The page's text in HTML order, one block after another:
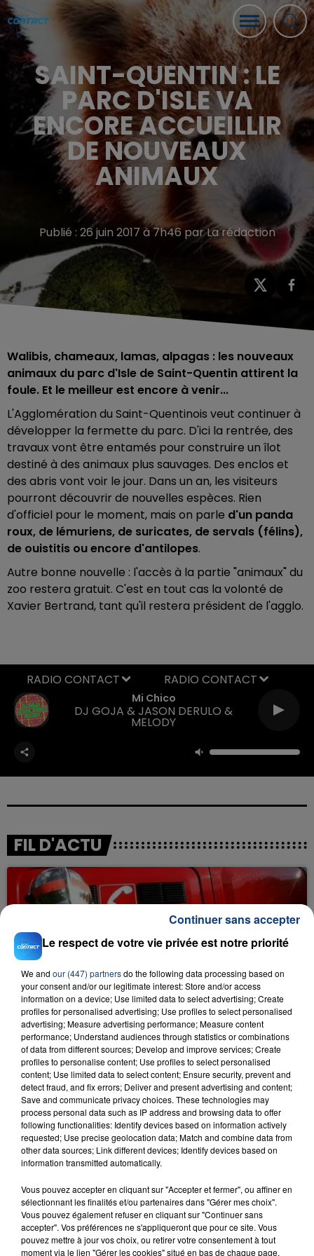
SAINT-QUENTIN : LE
PARC D'ISLE VA
ENCORE ACCUEILLIR
DE NOUVEAUX
ANIMAUX
Publié : 26 juin 2017 à 7h46 par La rédaction
Walibis, chameaux, lamas, alpagas : les nouveaux
animaux du parc d'Isle de Saint-Quentin attirent la
foule. Et le meilleur est encore à venir...
L'Agglomération du Saint-Quentinois veut continuer à
développer la fermette du parc. D'ici la rentrée, des
travaux vont être entamés pour construire un îlot
destiné à des animaux plus sauvages. Des enclos et
des abris vont voir le jour. Dans un an, les visiteurs
pourront découvrir de nouvelles espèces. Rien
d'officiel pour le moment, mais on parle d'un panda
roux, de lémuriens, de suricates, de servals (félins),
de ouistitis ou encore d'antilopes.
Autre bonne nouvelle : l'accès à la partie "animaux" du
zoo restera gratuit. C'est en tout cas la volonté de
Xavier Bertrand, tant qu'il restera président de l'agglo.
Mi Chico
DJ GOJA & JASON DERULO &
MELODY
RADIO CONTACT
FIL D'ACTU
23 juillet 2026
INCENDIE MORTEL À LENS : UNE FEMME ET
SON BÉBÉ ENTRE LA VIE ET LA...
Un homme s'est immolé par le feu après avoir
aspergé sa compagne et leur bébé de trois mois
d'un liquide inflammable.
20 juillet 2026
UNE ADOLESCENTE DEVANT SE FAIRE
OPÉRER DE LA CHEVILLE RESSORT DE LA...
La famille a porté plainte contre la clinique qui a
reconnu sa responsabilité et présenté ses
excuses.
TITRES DIFFUSÉS
Le respect de votre vie privée est notre priorité
We and our (447) partnersdo the following data processing based on
your consent and/or our legitimate interest: Store and/or access
information on a device; Use limited data to select advertising; Create
profiles for personalised advertising; Use profiles to select personalised
advertising; Measure advertising performance; Measure content
performance; Understand audiences through statistics or combinations
of data from different sources; Develop and improve services; Create
profiles to personalise content; Use profiles to select personalised
content; Use limited data to select content; Ensure security, prevent and
detect fraud, and fix errors; Deliver and present advertising and content;
Save and communicate privacy choices. These technologies may
process personal data such as IP address and browsing data to offer
following functionalities: Identify devices based on information actively
requested; Use precise geolocation data; Match and combine data from
other data sources; Link different devices; Identify devices based on
information transmitted automatically.
Vous pouvez accepter en cliquant sur "Accepter et fermer", ou affiner en
sélectionnant les finalités et/ou partenaires dans "Gérer mes choix".
Vous pouvez également refuser en cliquant sur "Continuer sans
accepter". Vos préférences ne s'appliqueront que pour ce site. Vous
pouvez mettre à jour vos choix, ou retirer votre consentement à tout
moment via le lien "Gérer les cookies" situé en bas de chaque page.
Continuer sans accepter